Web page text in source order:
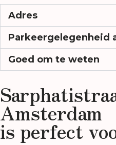
Adres
Parkeergelegenheid
Goed om te weten
Amsterdam
is perfect